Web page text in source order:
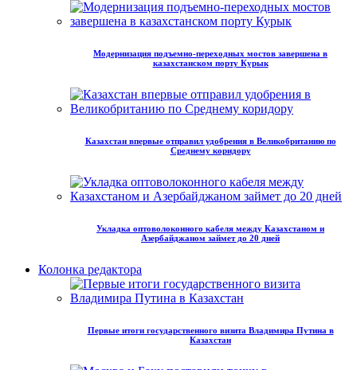
Модернизация подъемно-переходных мостов завершена в
казахстанском порту Курык
Казахстан впервые отправил удобрения в Великобританию по
Среднему коридору
Укладка оптоволоконного кабеля между Казахстаном и
Азербайджаном займет до 20 дней
Колонка редактора
Первые итоги государственного визита Владимира Путина в
Казахстан